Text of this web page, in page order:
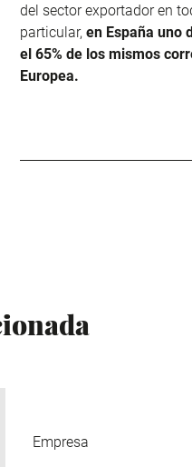
del sector exportador en
particular, en España uno
el 65% de los mismos
Europea.
Empresa